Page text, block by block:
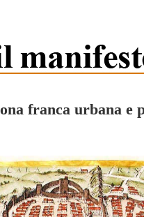
franca urbana e